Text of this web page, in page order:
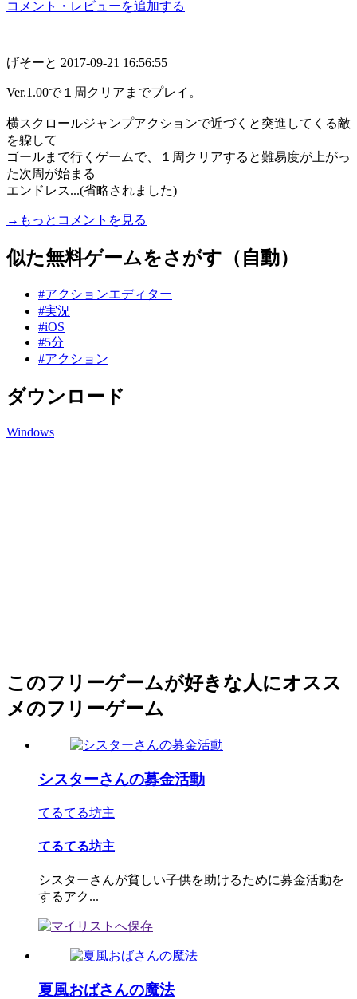
コメント・レビューを追加する
げそーと 2017-09-21 16:56:55
Ver.1.00で１周クリアまでプレイ。
横スクロールジャンプアクションで近づくと突進してくる敵
を躱して
ゴールまで行くゲームで、１周クリアすると難易度が上がっ
た次周が始まる
エンドレス...(省略されました)
→もっとコメントを見る
似た無料ゲームをさがす（自動）
#アクションエディター
#実況
#iOS
#5分
#アクション
ダウンロード
Windows
このフリーゲームが好きな人にオスス
メのフリーゲーム
シスターさんの募金活動
てるてる坊主
てるてる坊主
シスターさんが貧しい子供を助けるために募金活動を
するアク...
夏風おばさんの魔法